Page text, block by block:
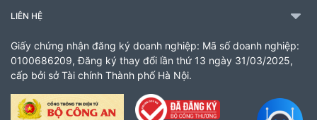
LIÊN HỆ
Giấy chứng nhận đăng ký doanh nghiệp: Mã số doanh nghiệp:
0100686209, Đăng ký thay đổi lần thứ 13 ngày 31/03/2025,
cấp bởi sở Tài chính Thành phố Hà Nội.